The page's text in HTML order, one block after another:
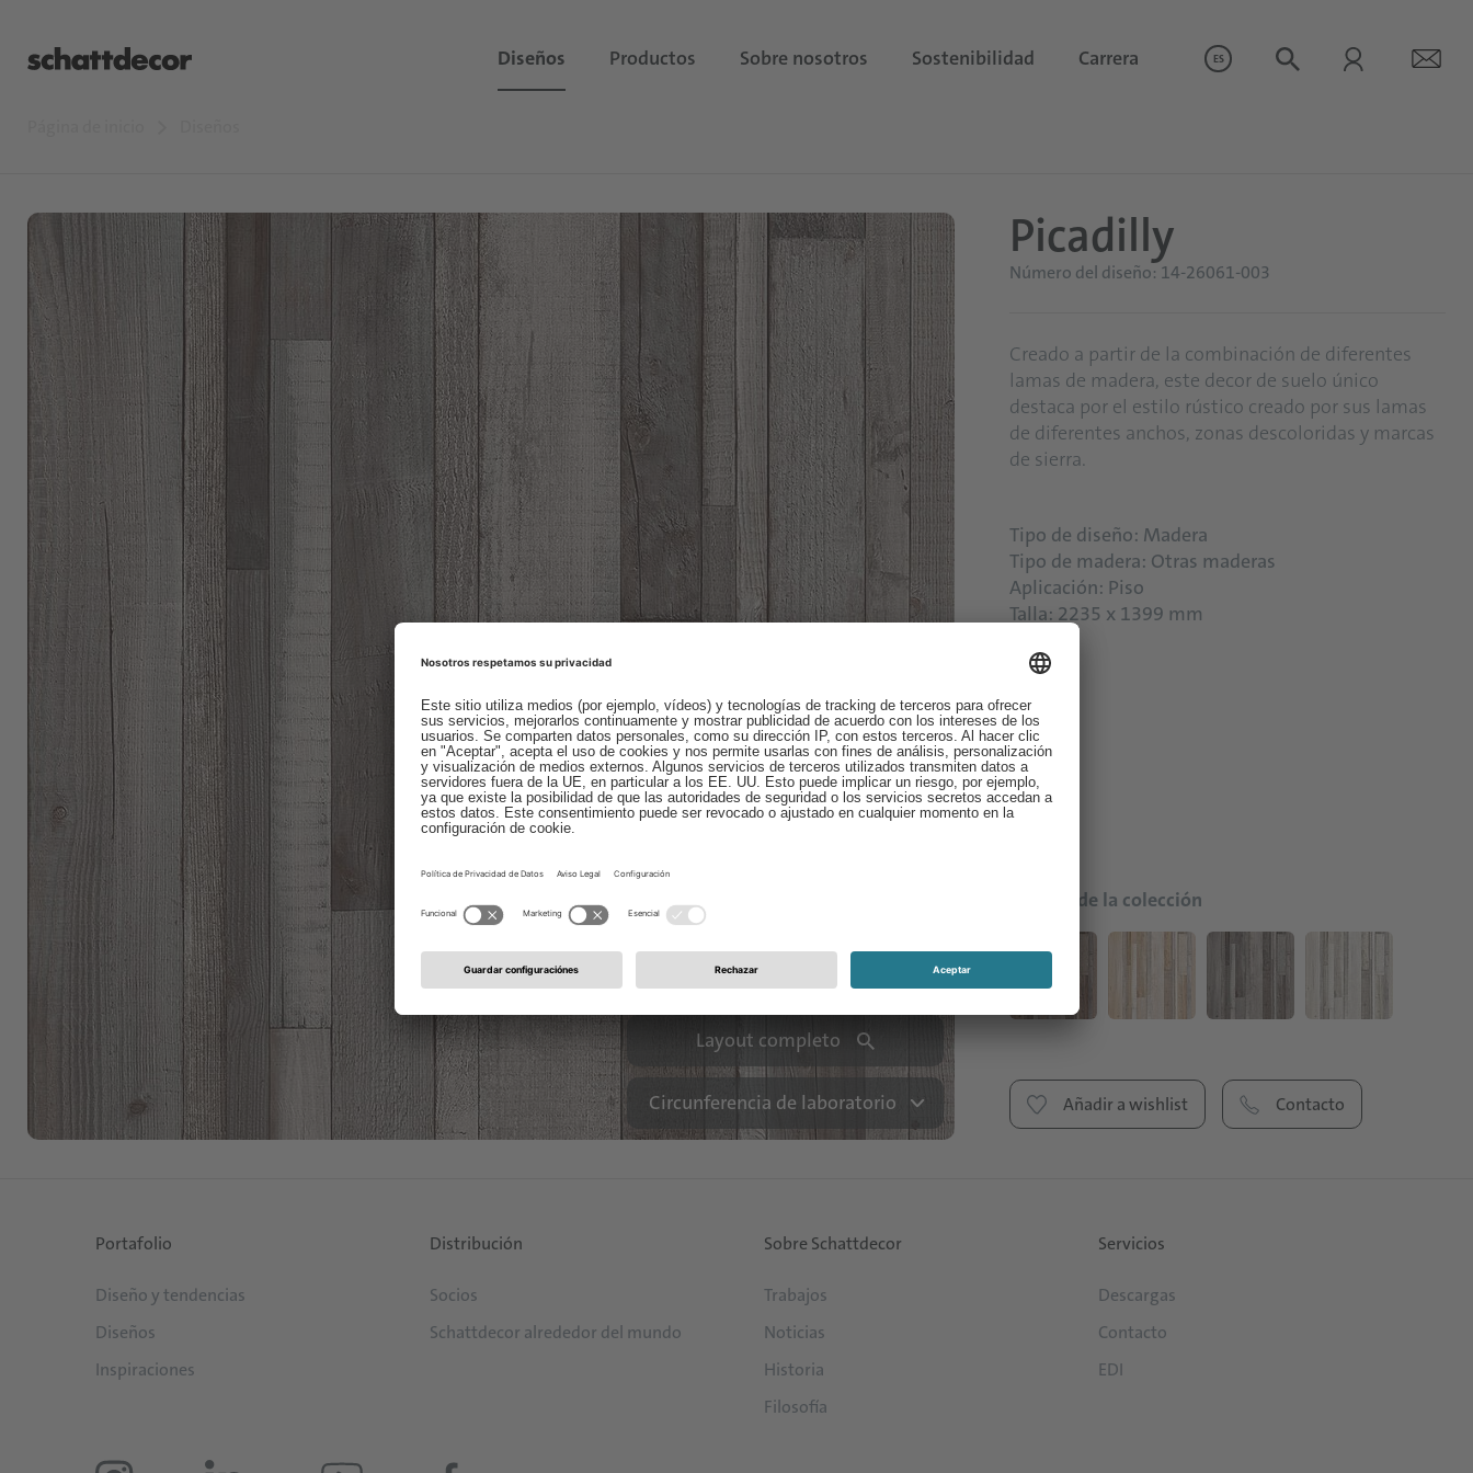
Diseños Productos Sobre nosotros Sostenibilidad Carrera ES
Layout completo
Circunferencia de laboratorio
Picadilly
Número del diseño: 14-26061-003
Creado a partir de la combinación de diferentes
lamas de madera, este decor de suelo único
destaca por el estilo rústico creado por sus lamas
de diferentes anchos, zonas descoloridas y marcas
de sierra.
Tipo de diseño: Madera
Tipo de madera: Otras maderas
Aplicación: Piso
Talla: 2235 x 1399 mm
Colores de la colección
Añadir a wishlist Contacto
Portafolio
Diseño y tendencias
Diseños
Inspiraciones
Distribución
Socios
Schattdecor alrededor del mundo
Sobre Schattdecor
Trabajos
Noticias
Historia
Filosofía
Servicios
Descargas
Contacto
EDI